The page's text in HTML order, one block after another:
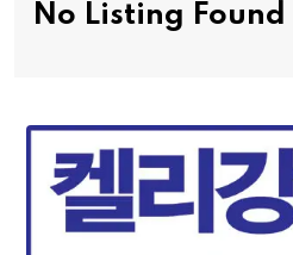
No Listing Found